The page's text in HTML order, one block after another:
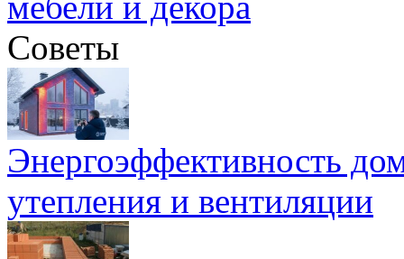
Советы
Энергоэффективность
утепления и вентиляции